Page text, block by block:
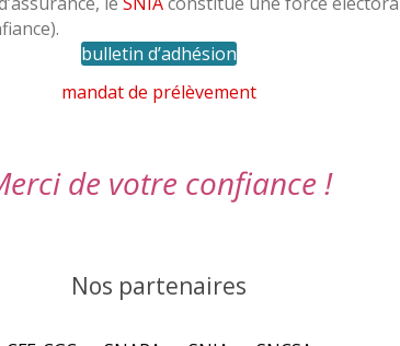
bulletin d’adhésion
mandat de prélèvement
de votre confiance !
Nos partenaires